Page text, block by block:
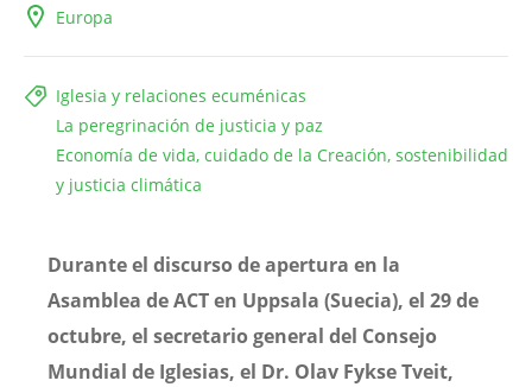
Europa
Iglesia y relaciones ecuménicas
La peregrinación de justicia y paz
Economía de vida, cuidado de la Creación, sostenibilidad
y justicia climática
Durante el discurso de apertura en la
Asamblea de ACT en Uppsala (Suecia), el 29 de
octubre, el secretario general del Consejo
Mundial de Iglesias, el Dr. Olav Fykse Tveit,